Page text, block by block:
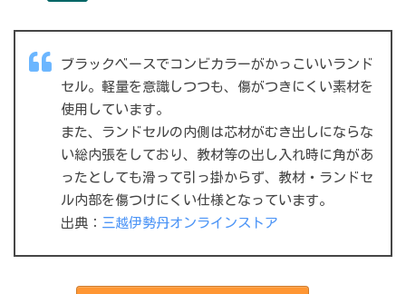
ブラックベースでコンビカラーがかっこいいランド
セル。軽量を意識しつつも、傷がつきにくい素材を
使用しています。
また、ランドセルの内側は芯材がむき出しにならな
い総内張をしており、教材等の出し入れ時に角があ
ったとしても滑って引っ掛からず、教材・ランドセ
ル内部を傷つけにくい仕様となっています。
出典： 三越伊勢丹オンラインストア